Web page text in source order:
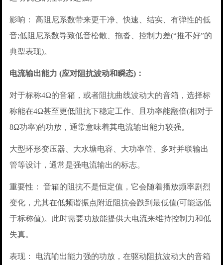
影响： 高阻尼系数带来更干净、快速、结实、有弹性的低
音;低阻尼系数导致低音松散、拖沓、控制力差(“推不好”的
典型表现)。
电流输出能力 (应对阻抗波动和瞬态)：
对于标称4Ω的音箱，或者阻抗曲线波动大的音箱，选择标
称能在4Ω甚至更低阻抗下稳定工作、且功率能翻倍(相对于
8Ω功率)的功放，通常意味着其电流输出能力较强。
大型环形变压器、大水塘电容、大功率管、多对并联输出
管等设计，通常是强电流输出的标志。
重要性： 音箱的阻抗不是恒定值，它会随着播放频率剧烈
变化，尤其在低频谐振点附近阻抗会跌到最低值(可能远低
于标称值)。此时需要功放能提供大电流来维持控制力和低
失真。
表现： 电流输出能力强的功放，在驱动阻抗波动大的音箱